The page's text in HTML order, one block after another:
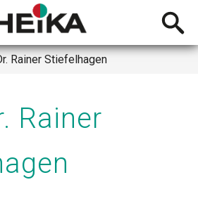
Open
Rainer Stiefelhagen
Rainer